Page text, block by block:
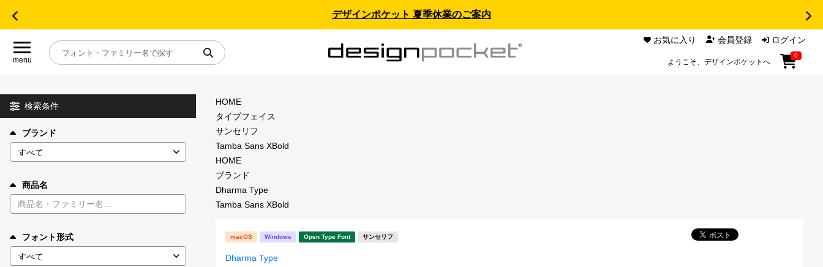
デザインポケット 夏季休業のご案内
menu
お気に入り 会員登録 ログイン
ようこそ、デザインポケットへ
0
目的別フォントガイド
特集
年間ライセンス商品
キャンペーン一覧
検索条件
ブランド
商品名
フォント形式
HOME
タイプフェイス
サンセリフ
Tamba Sans XBold
HOME
ブランド
Dharma Type
Tamba Sans XBold
macOS Windows Open Type Font サンセリフ
Dharma Type